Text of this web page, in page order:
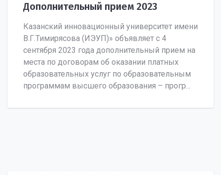
Дополнительный прием 2023
Казанский инновационный университет имени
В.Г.Тимирясова (ИЭУП)» объявляет с 4
сентября 2023 года дополнительный прием на
места по договорам об оказании платных
образовательных услуг по образовательным
программам высшего образования – прогр...